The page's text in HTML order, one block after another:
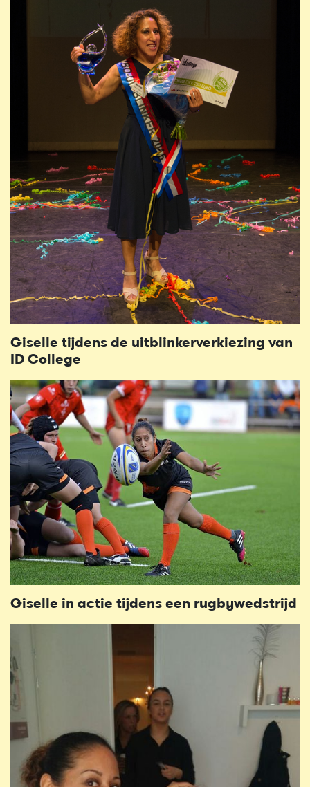
Giselle tijdens de uitblinkerverkiezing van
ID College
Giselle in actie tijdens een rugbywedstrijd